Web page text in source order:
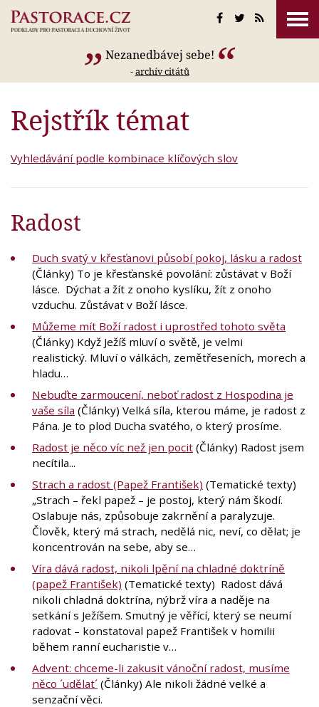
Nezanedbávej sebe!
-archív citátů
Rejstřík témat
Vyhledávání podle kombinace klíčových slov
Radost
Duch svatý v křesťanovi působí pokoj, lásku a radost
(Články) To je křesťanské povolání: zůstávat v Boží
lásce. Dýchat a žít z onoho kyslíku, žít z onoho
vzduchu. Zůstávat v Boží lásce.
Můžeme mít Boží radost i uprostřed tohoto světa
(Články) Když Ježíš mluví o světě, je velmi
realistický. Mluví o válkách, zemětřeseních, morech a
hladu…
Nebuďte zarmoucení, neboť radost z Hospodina je
vaše síla (Články) Velká síla, kterou máme, je radost z
Pána. Je to plod Ducha svatého, o který prosíme.
Radost je něco víc než jen pocit (Články) Radost jsem
necítila...
Strach a radost (Papež František) (Tematické texty)
„Strach – řekl papež – je postoj, který nám škodí.
Oslabuje nás, způsobuje zakrnění a paralyzuje.
Člověk, který má strach, nedělá nic, neví, co dělat; je
koncentrován na sebe, aby se…
Víra dává radost, nikoli lpění na chladné doktríně
(papež František) (Tematické texty) Radost dává
nikoli chladná doktrína, nýbrž víra a naděje na
setkání s Ježíšem. Smutný je věřící, který se neumí
radovat – konstatoval papež František v homilii
během ranní eucharistie v…
Advent: chceme-li zakusit vánoční radost, musíme
něco ´udělat´ (Články) Ale nikoli žádné velké a
senzační věci.